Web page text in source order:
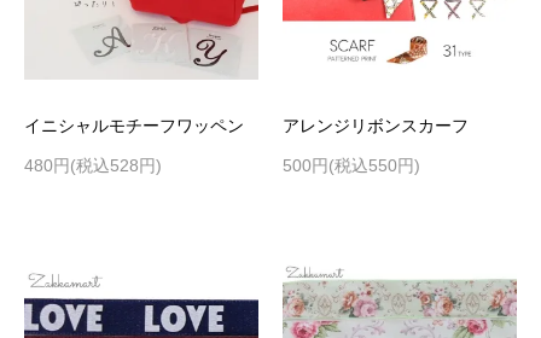
イニシャルモチーフワッペン
480円(税込528円)
アレンジリボンスカーフ
500円(税込550円)